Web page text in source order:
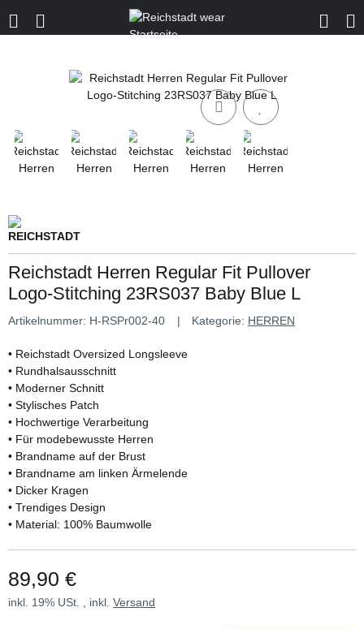
Reichstadt Herren Regular Fit Pullover
Logo-Stitching 23RS037 Baby Blue L
Artikelnummer: H-RSPr002-40 Kategorie: HERREN
• Reichstadt Oversized Longsleeve
• Rundhalsausschnitt
• Moderner Schnitt
• Stylisches Patch
• Hochwertige Verarbeitung
• Für modebewusste Herren
• Brandname auf der Brust
• Brandname am linken Ärmelende
• Dicker Kragen
• Trendiges Design
• Material: 100% Baumwolle
89,90 €
inkl. 19% USt. , inkl. Versand